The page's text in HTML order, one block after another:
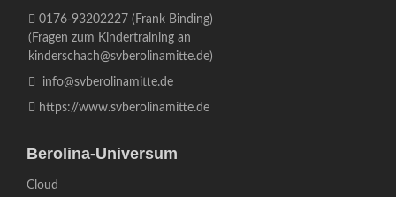
0176-93202227 (Frank Binding)
(Fragen zum Kindertraining an
kinderschach@svberolinamitte.de)
info@svberolinamitte.de
https://www.svberolinamitte.de
Berolina-Universum
Cloud